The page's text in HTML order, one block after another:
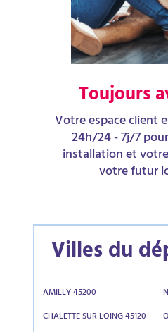
Toujours
Votre espace client
24h/24 - 7j/7
installation et
votre futur
Villes du
AMILLY 45200
CHALETTE SUR LOING 45120